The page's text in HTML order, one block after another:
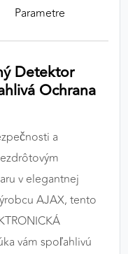
Parametre
Detektor
Ochrana
a
v elegantnej
AJAX, tento
vám spoľahlivú
na sledovanie
webovými
partnerom
reklamu, a to na
tretích strán.